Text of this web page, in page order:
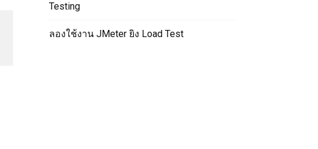
Testing
ลองใช้งาน JMeter ยิง Load Test